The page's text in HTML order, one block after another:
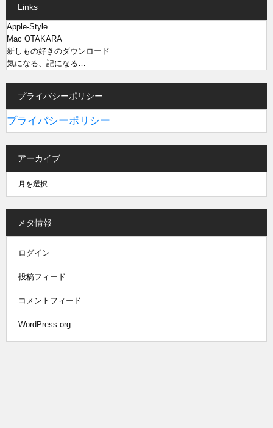
Links
Apple-Style
Mac OTAKARA
新しもの好きのダウンロード
気になる、記になる…
プライバシーポリシー
プライバシーポリシー
アーカイブ
メタ情報
ログイン
投稿フィード
コメントフィード
WordPress.org